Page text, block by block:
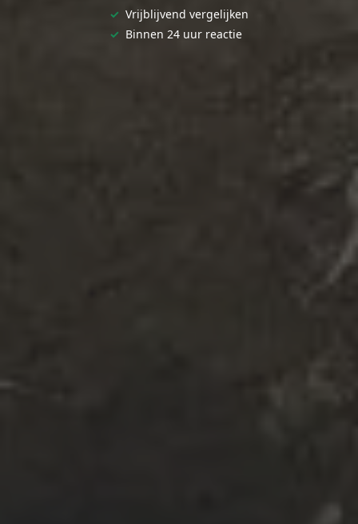
✓ Vrijblijvend vergelijken
✓ Binnen 24 uur reactie